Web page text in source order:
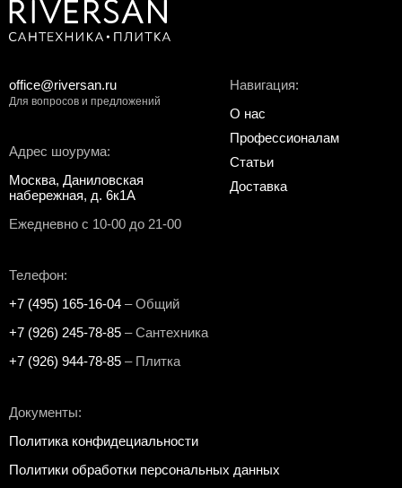
Адрес шоурума:
Москва, Даниловская
набережная, д. 6к1А
Ежедневно с 10-00 до 21-00
Телефон:
+7 (495) 165-16-04 – Общий
+7 (926) 245-78-85 – Сантехника
+7 (926) 944-78-85 – Плитка
Документы:
Политика конфидециальности
Политики обработки персональных данных
Навигация:
О нас
Профессионалам
Статьи
Доставка
office@riversan.ru
Для вопросов и предложений